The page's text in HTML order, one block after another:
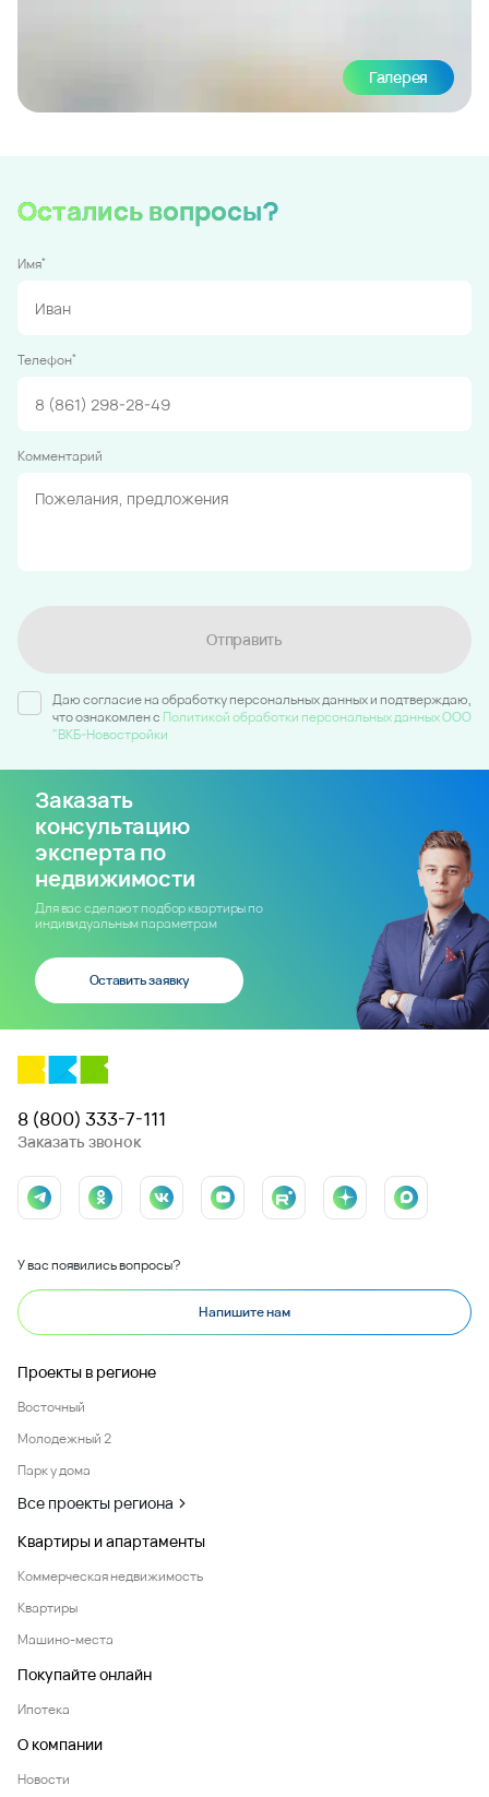
Галерея
Остались вопросы?
Имя*
Телефон*
Комментарий
Отправить
Даю согласие на обработку персональных данных и подтверждаю,
что ознакомлен c Политикой обработки персональных данных ООО
"ВКБ-Новостройки
Заказать
консультацию
эксперта по
недвижимости
Для вас сделают подбор квартиры по
индивидуальным параметрам
Оставить заявку
8 (800) 333-7-111
Заказать звонок
У вас появились вопросы?
Напишите нам
Проекты в регионе
Восточный
Молодежный 2
Парк у дома
Все проекты региона
Квартиры и апартаменты
Коммерческая недвижимость
Квартиры
Машино-места
Покупайте онлайн
Ипотека
О компании
Новости